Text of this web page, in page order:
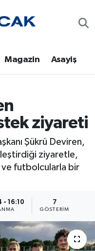
Magazin Asayiş
ziyareti
Şükrü Deviren,
ziyaretle,
futbolcularla bir
- 16:10 7
GÖSTERIM
Fikstür